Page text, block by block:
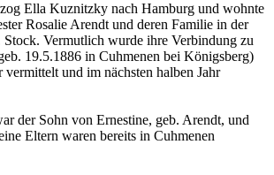
Ella Kuznitzky nach Hamburg und wohnte
Rosalie Arendt und deren Familie in der
Stock. Vermutlich wurde ihre Verbindung zu
19.5.1886 in Cuhmenen bei Königsberg)
vermittelt und im nächsten halben Jahr
der Sohn von Ernestine, geb. Arendt, und
Eltern waren bereits in Cuhmenen